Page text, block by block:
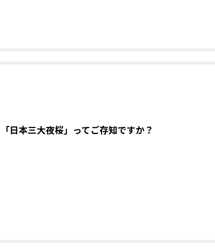
「日本三大夜桜」ってご存知ですか？